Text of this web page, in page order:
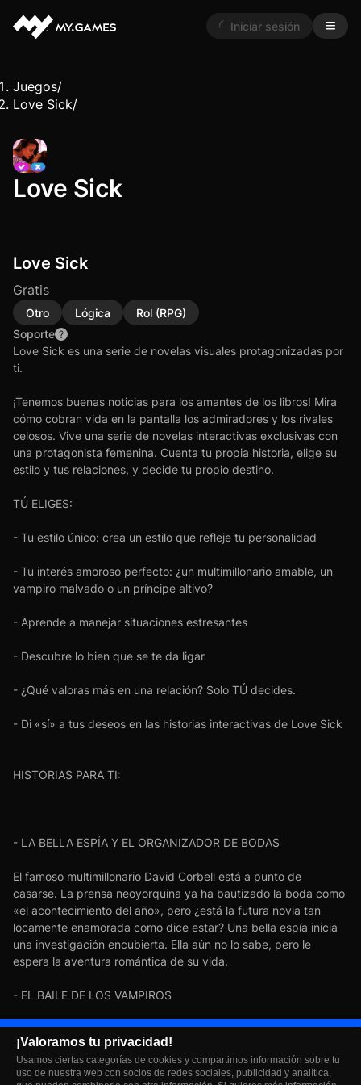
¡Valoramos tu privacidad!
Usamos ciertas categorías de cookies y compartimos información sobre tu
uso de nuestra web con socios de redes sociales, publicidad y analítica,
Iniciar sesión
Juegos/
Love Sick/
Love Sick
Love Sick
Gratis
Otro Lógica
Rol (RPG)
Soporte
Love Sick es una serie de novelas visuales protagonizadas por
ti.
¡Tenemos buenas noticias para los amantes de los libros! Mira
cómo cobran vida en la pantalla los admiradores y los rivales
celosos. Vive una serie de novelas interactivas exclusivas con
una protagonista femenina. Cuenta tu propia historia, elige su
estilo y tus relaciones, y decide tu propio destino.
TÚ ELIGES:
- Tu estilo único: crea un estilo que refleje tu personalidad
- Tu interés amoroso perfecto: ¿un multimillonario amable, un
vampiro malvado o un príncipe altivo?
- Aprende a manejar situaciones estresantes
- Descubre lo bien que se te da ligar
- ¿Qué valoras más en una relación? Solo TÚ decides.
- Di «sí» a tus deseos en las historias interactivas de Love Sick
HISTORIAS PARA TI:
- LA BELLA ESPÍA Y EL ORGANIZADOR DE BODAS
El famoso multimillonario David Corbell está a punto de
casarse. La prensa neoyorquina ya ha bautizado la boda como
«el acontecimiento del año», pero ¿está la futura novia tan
locamente enamorada como dice estar? Una bella espía inicia
una investigación encubierta. Ella aún no lo sabe, pero le
espera la aventura romántica de su vida.
- EL BAILE DE LOS VAMPIROS
Bienvenidos a la universidad más selecta del mundo. Se
rumorea que todos sus alumnos son humanos y vampiros de
las altas esferas de la aristocracia. Cada veinte años, la
universidad organiza el Baile Real. Todas las jóvenes del mundo